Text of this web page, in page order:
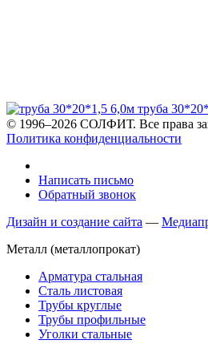
труба
© 1996–2026 СОЛФИТ. Все права
Политика конфиденциальности
Написать письмо
Обратный звонок
Дизайн и создание сайта —
Металл (металлопрокат)
Арматура стальная
Сталь листовая
Трубы круглые
Трубы профильные
Уголки стальные